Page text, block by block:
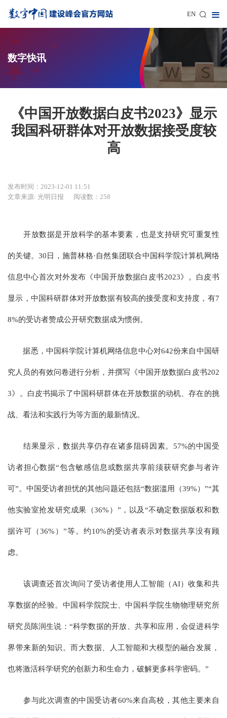
EN
数字快讯
《中国开放数据白皮书2023》显示
我国科研群体对开放数据接受度较
高
发布时间：2023-12-01 11:51
文章来源: 光明日报
阅读数：258
开放数据是开放科学的基本要素，也是支持研究可重复性
的关键。30日，施普林格·自然集团联合中国科学院计算机网络
信息中心首次对外发布《中国开放数据白皮书2023》。白皮书
显示，中国科研群体对开放数据有较高的接受度和支持度，有7
8%的受访者赞成公开研究数据成为惯例。
据悉，中国科学院计算机网络信息中心对642份来自中国研
究人员的有效问卷进行分析，并撰写《中国开放数据白皮书202
3》。白皮书揭示了中国科研群体在开放数据的动机、存在的挑
战、看法和实践行为等方面的最新情况。
结果显示，数据共享仍存在诸多阻碍因素。57%的中国受
访者担心数据“包含敏感信息或数据共享前须获研究参与者许
可”。中国受访者担忧的其他问题还包括“数据滥用（39%）”“其
他实验室抢发研究成果（36%）”，以及“不确定数据版权和数
据许可（36%）”等。约10%的受访者表示对数据共享没有顾
虑。
该调查还首次询问了受访者使用人工智能（AI）收集和共
享数据的经验。中国科学院院士、中国科学院生物物理研究所
研究员陈润生说：“科学数据的开放、共享和应用，会促进科学
界带来新的知识。而大数据、人工智能和大模型的融合发展，
也将激活科学研究的创新力和生命力，破解更多科学密码。”
参与此次调查的中国受访者60%来自高校，其他主要来自